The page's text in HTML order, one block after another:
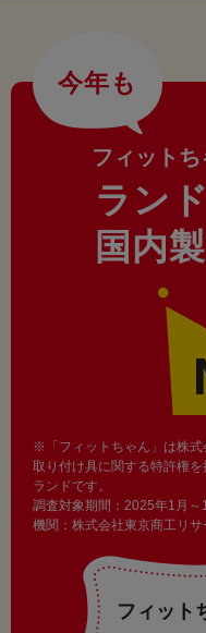
今年も
フィット
ラン
国内
※「フィットちゃん」は株式
取り付け具に関する特許権
ランドです。
調査対象期間：2025年1月～
機関：株式会社東京商工リサ
フィット